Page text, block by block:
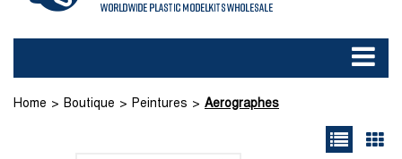
Home Boutique Peintures Aerographes